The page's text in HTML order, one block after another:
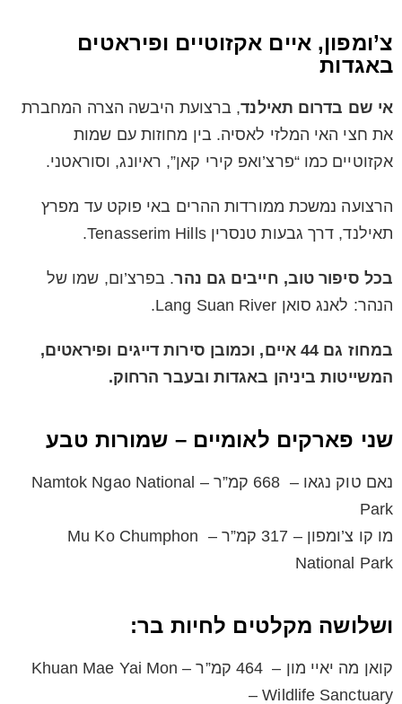
צ’ומפון, איים אקזוטיים ופיראטים
באגדות
אי שם בדרום תאילנד, ברצועת היבשה הצרה המחברת
את חצי האי המלזי לאסיה. בין מחוזות עם שמות
אקזוטיים כמו “פרצ’ואפ קירי קאן”, ראיונג, וסוראטני.
הרצועה נמשכת ממורדות ההרים באי פוקט עד מפרץ
תאילנד, דרך גבעות טנסרין Tenasserim Hills.
בכל סיפור טוב, חייבים גם נהר. בפרצ’ום, שמו של
הנהר: לאנג סואן Lang Suan River.
במחוז גם 44 איים, וכמובן סירות דייגים ופיראטים,
המשייטות ביניהן באגדות ובעבר הרחוק.
שני פארקים לאומיים – שמורות טבע
נאם טוק נגאו – 668 קמ”ר – Namtok Ngao National
Park
מו קו צ’ומפון – 317 קמ”ר – Mu Ko Chumphon
National Park
ושלושה מקלטים לחיות בר:
קואן מה יאיי מון – 464 קמ”ר – Khuan Mae Yai Mon
Wildlife Sanctuary –